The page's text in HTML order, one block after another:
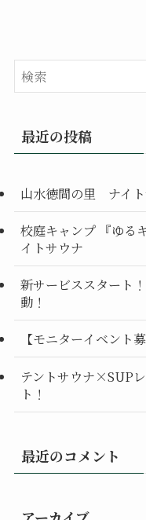
最近の投稿
山水徳間の里 ナイ
校庭キャンプ 『ゆる
イトサウナ
新サービススタート
動！
【モニターイベント
テントサウナ×SUP
ト！
最近のコメント